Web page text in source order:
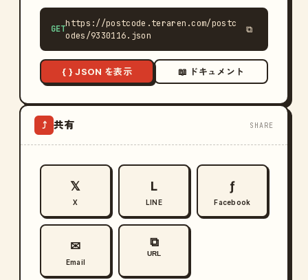
GET
https://postcode.teraren.com/postc
odes/9330116.json
⧉
{ } JSON を表示 📖 ドキュメント
⤴ 共有 SHARE
𝕏
X
L
LINE
ƒ
Facebook
✉
Email
⧉
URL